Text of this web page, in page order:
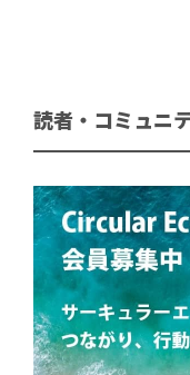
読者・コミュニ